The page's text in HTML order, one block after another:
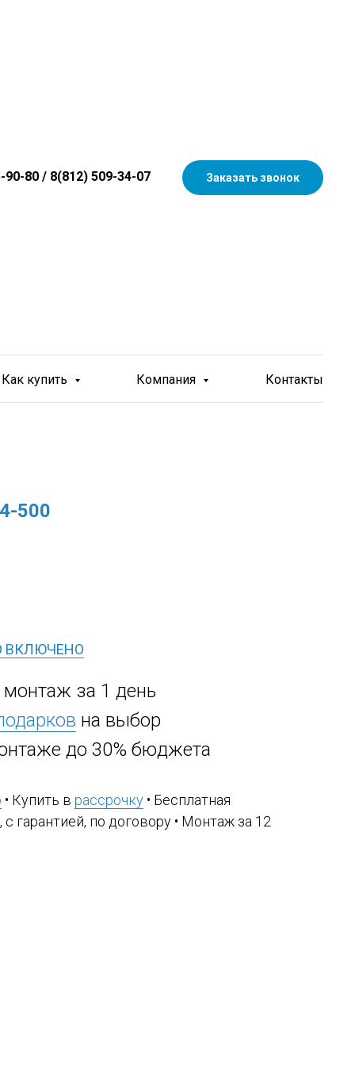
90-80 / 8(812) 509-34-07 Заказать звонок
Как купить Компания Контакты
500
ВКЛЮЧЕНО
за 1 день
на выбор
до 30% бюджета
• Купить в рассрочку • Бесплатная
с гарантией, по договору • Монтаж за 12